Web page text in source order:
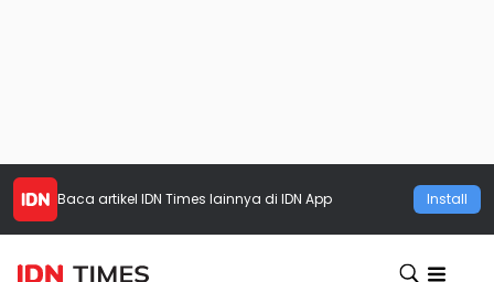
Baca artikel IDN Times lainnya di IDN App Install